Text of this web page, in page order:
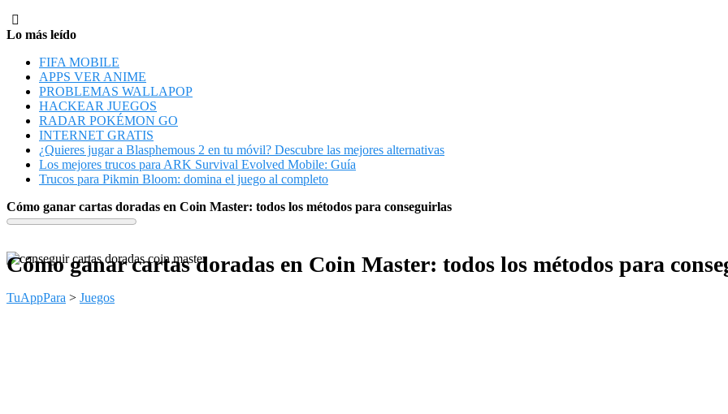
Lo más leído
FIFA MOBILE
APPS VER ANIME
PROBLEMAS WALLAPOP
HACKEAR JUEGOS
RADAR POKÉMON GO
INTERNET GRATIS
¿Quieres jugar a Blasphemous 2 en tu móvil? Descubre las mejores alternativas
Los mejores trucos para ARK Survival Evolved Mobile: Guía
Trucos para Pikmin Bloom: domina el juego al completo
Cómo ganar cartas doradas en Coin Master: todos los métodos para conseguirlas
Cómo ganar cartas doradas en Coin Master: todos los métodos para
TuAppPara > Juegos